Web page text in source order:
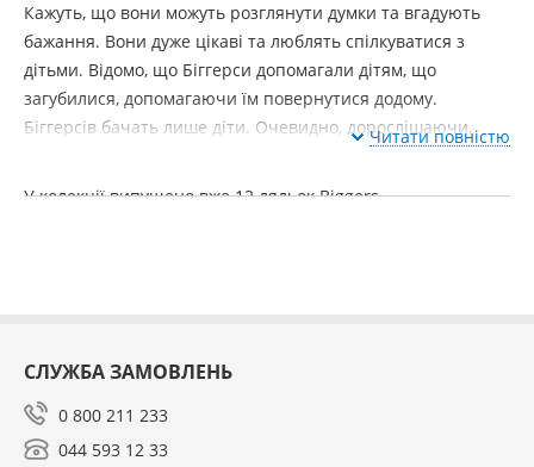
Кажуть, що вони можуть розглянути думки та вгадують
бажання. Вони дуже цікаві та люблять спілкуватися з
дітьми. Відомо, що Біггерси допомагали дітям, що
загубилися, допомагаючи їм повернутися додому.
Біггерсів бачать лише діти. Очевидно, дорослішаючи,
У колекції випущено вже 12 ляльок Biggers.
- Ніжний запах ванілі від ляльки
- Великі бездонні очі з довгими віями
- Волосся якісне і приємне на дотик
Читати повністю
СЛУЖБА ЗАМОВЛЕНЬ
0 800 211 233
044 593 12 33